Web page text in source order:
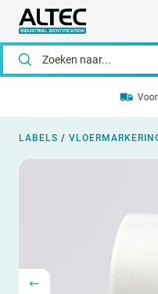
Voor 14:00 uur
LABELS /